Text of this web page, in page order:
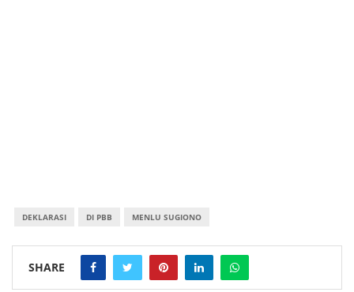
DEKLARASI DI PBB MENLU SUGIONO
SHARE